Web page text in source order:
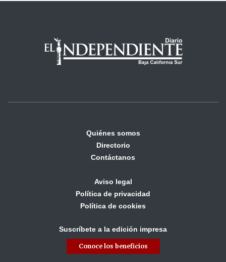
Quiénes somos
Directorio
Contáctanos
Aviso legal
Política de privacidad
Política de cookies
Suscríbete a la edición impresa
Conoce los beneficios